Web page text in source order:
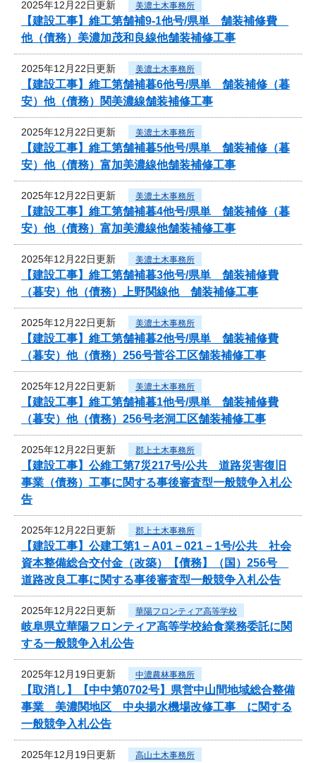
2025年12月22日更新 美濃土木事務所
【建設工事】維工第舗補9-1他号/県単 舗装補修費
他（債務）美濃加茂和良線他舗装補修工事
2025年12月22日更新 美濃土木事務所
【建設工事】維工第舗補暮6他号/県単 舗装補修（暮
安）他（債務）関美濃線舗装補修工事
2025年12月22日更新 美濃土木事務所
【建設工事】維工第舗補暮5他号/県単 舗装補修（暮
安）他（債務）富加美濃線他舗装補修工事
2025年12月22日更新 美濃土木事務所
【建設工事】維工第舗補暮4他号/県単 舗装補修（暮
安）他（債務）富加美濃線他舗装補修工事
2025年12月22日更新 美濃土木事務所
【建設工事】維工第舗補暮3他号/県単 舗装補修費
（暮安）他（債務）上野関線他 舗装補修工事
2025年12月22日更新 美濃土木事務所
【建設工事】維工第舗補暮2他号/県単 舗装補修費
（暮安）他（債務）256号菅谷工区舗装補修工事
2025年12月22日更新 美濃土木事務所
【建設工事】維工第舗補暮1他号/県単 舗装補修費
（暮安）他（債務）256号老洞工区舗装補修工事
2025年12月22日更新 郡上土木事務所
【建設工事】公維工第7災217号/公共 道路災害復旧
事業（債務）工事に関する事後審査型一般競争入札公
告
2025年12月22日更新 郡上土木事務所
【建設工事】公建工第1－A01－021－1号/公共 社会
資本整備総合交付金（改築）【債務】（国）256号
道路改良工事に関する事後審査型一般競争入札公告
2025年12月22日更新 華陽フロンティア高等学校
岐阜県立華陽フロンティア高等学校給食業務委託に関
する一般競争入札公告
2025年12月19日更新 中濃農林事務所
【取消し】【中中第0702号】県営中山間地域総合整備
事業 美濃関地区 中央揚水機場改修工事 に関する
一般競争入札公告
2025年12月19日更新 高山土木事務所